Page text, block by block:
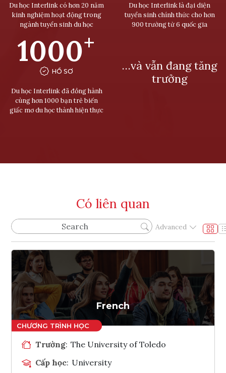
Du học Interlink có hơn 20 năm
kinh nghiệm hoạt động trong
ngành tuyển sinh du học
Du học Interlink là đại diện
tuyển sinh chính thức cho hơn
900 trường từ 6 quốc gia
1000+
HỒ SƠ
Du học Interlink đã đồng hành
cùng hơn 1000 bạn trẻ biến
giấc mơ du học thành hiện thực
…và vẫn đang tăng
trưởng
Có liên quan
Advanced
French
Trường: The University of Toledo
Cấp học: University